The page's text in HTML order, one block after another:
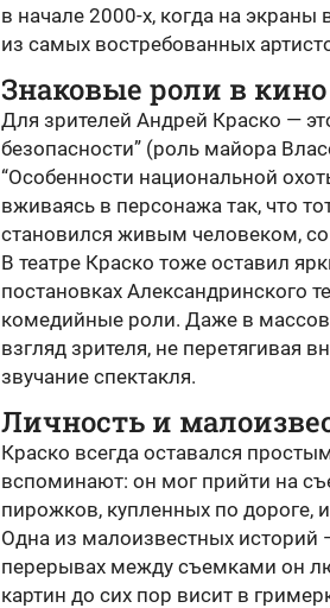
в начале 2000-х, когда на
из самых востребованных
Знаковые роли в кино
Для зрителей Андрей Краско —
безопасности” (роль майора
“Особенности национальной
вживаясь в персонажа так, что
становился живым человеком,
В театре Краско тоже оставил
постановках Александринского
комедийные роли. Даже в
взгляд зрителя, не перетягивая
звучание спектакля.
Личность и
Краско всегда оставался
вспоминают: он мог прийти на
пирожков, купленных по дороге,
Одна из малоизвестных историй
перерывах между съемками он
картин до сих пор висит в